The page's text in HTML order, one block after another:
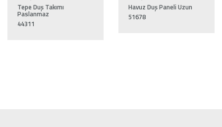
Tepe Duş Takımı
Paslanmaz
44311
Havuz Duş Paneli Uzun
51678